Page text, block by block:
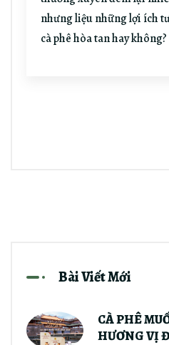
nhưng liệu những lợi ích
cà phê hòa tan hay không?
Bài Viết Mới
CÀ PHÊ
HƯƠNG VỊ